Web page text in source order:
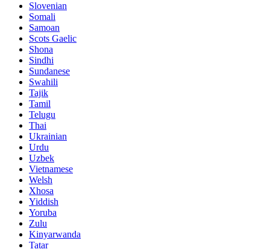
Slovenian
Somali
Samoan
Scots Gaelic
Shona
Sindhi
Sundanese
Swahili
Tajik
Tamil
Telugu
Thai
Ukrainian
Urdu
Uzbek
Vietnamese
Welsh
Xhosa
Yiddish
Yoruba
Zulu
Kinyarwanda
Tatar